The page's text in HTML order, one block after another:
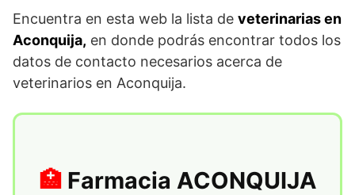
Encuentra en esta web la lista de veterinarias en
Aconquija, en donde podrás encontrar todos los
datos de contacto necesarios acerca de
veterinarios en Aconquija.
Farmacia ACONQUIJA